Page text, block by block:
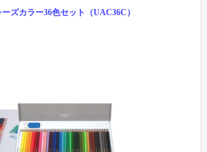
ズカラー36色セット（UAC36C）